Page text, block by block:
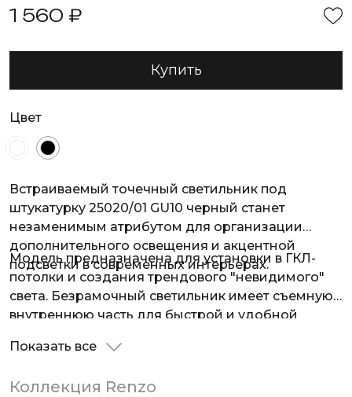
1 560 ₽
Купить
Цвет
Встраиваемый точечный светильник под
штукатурку 25020/01 GU10 черный станет
незаменимым атрибутом для организации
дополнительного освещения и акцентной
подсветки в современных интерьерах.
Модель предназначена для установки в ГКЛ-
потолки и создания трендового "невидимого"
света. Безрамочный светильник имеет съемную
внутреннюю часть для быстрой и удобной
светильника.
Показать все
Коллекция Renzo